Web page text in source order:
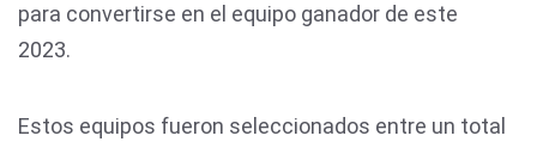
para convertirse en el equipo ganador de este
2023.
Estos equipos fueron seleccionados entre un total